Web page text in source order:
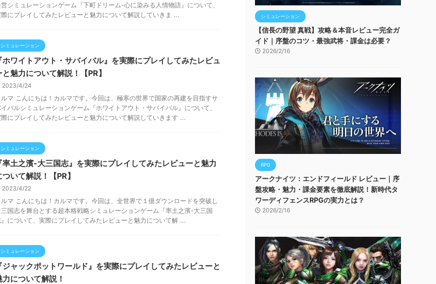
シミュレーションゲーム『下町ドリーム-心に染みる人情物語』について、
にプレイしてみたレビューと魅力について解説していきま ...
シミュレーション
ホワイトアウト・サバイバル』を実際にプレイしてみたレビュ
と魅力について解説！【PR】
2023/4/24
マ こんにちは！カルマです。今回は、極寒の世界で国家の再建を目指すサ
バルシミュレーションゲーム『ホワイトアウト・サバイバル』について、
にプレイしてみたレビューと魅力について解説していきます ...
シミュレーション
率土之濱-大三国志』を実際にプレイしてみたレビューと魅力
ついて解説！【PR】
2023/4/22
マ こんにちは！カルマです。今回は、全世界で１億ダウンロードを突破し
国志を舞台とする超本格戦略シミュレーションゲーム『率土之濱-大三国
について、実際にプレイしてみたレビューと魅力について解 ...
シミュレーション
ジャックポットワールド』を実際にプレイしてみたレビューと
力について解説！
シミュレーション
【信長の野望 真戦】攻略＆本音レビュー完全ガ
イド｜序盤のコツ・最強武将・課金は必要？
2026/2/16
RPG
アークナイツ：エンドフィールド レビュー｜序
盤攻略・魅力・課金要素を徹底解説！新時代タ
ワーディフェンスRPGの実力とは？
2026/2/16